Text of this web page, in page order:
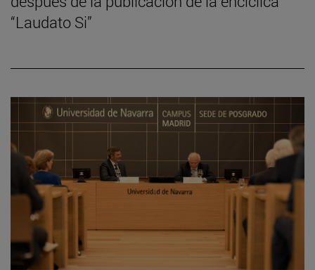
“Laudato Si”